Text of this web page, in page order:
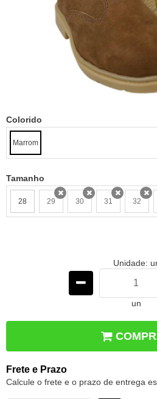
Colorido
Marrom
Tamanho
28 29x 30x 31x 32x
Unidade:
un
Frete e Prazo
Calcule o frete e o prazo de entrega